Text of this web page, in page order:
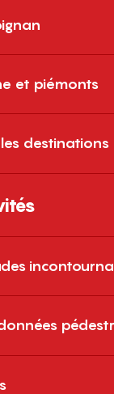
et piémonts
destinations
Trénet,